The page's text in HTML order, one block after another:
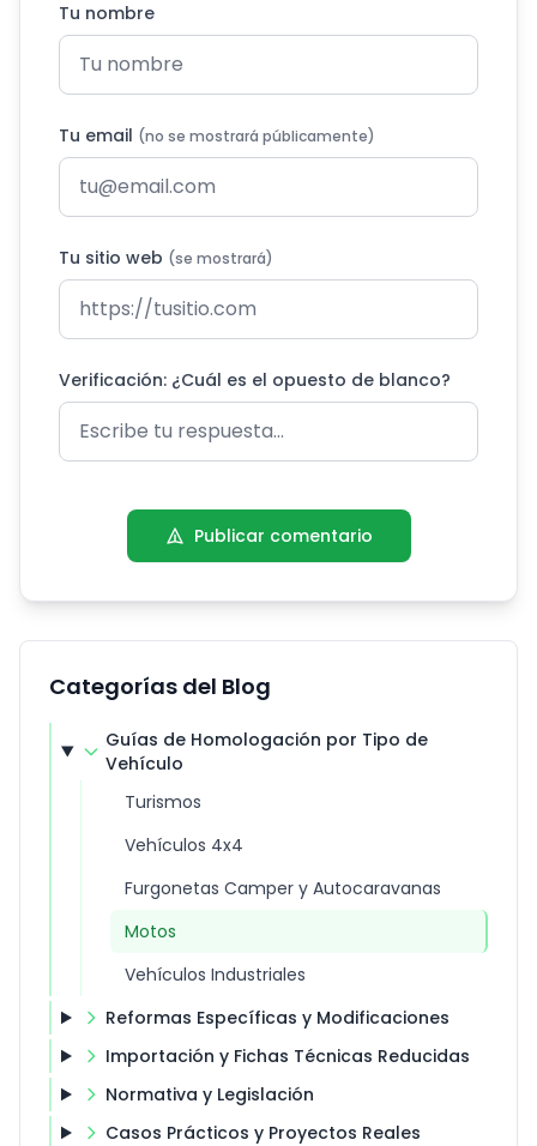
Tu nombre
Tu email (no se mostrará públicamente)
Tu sitio web (se mostrará)
Verificación: ¿Cuál es el opuesto de blanco?
Publicar comentario
Categorías del Blog
Guías de Homologación por Tipo de
Vehículo
Turismos
Vehículos 4x4
Furgonetas Camper y Autocaravanas
Motos
Vehículos Industriales
Reformas Específicas y Modificaciones
Importación y Fichas Técnicas Reducidas
Normativa y Legislación
Casos Prácticos y Proyectos Reales